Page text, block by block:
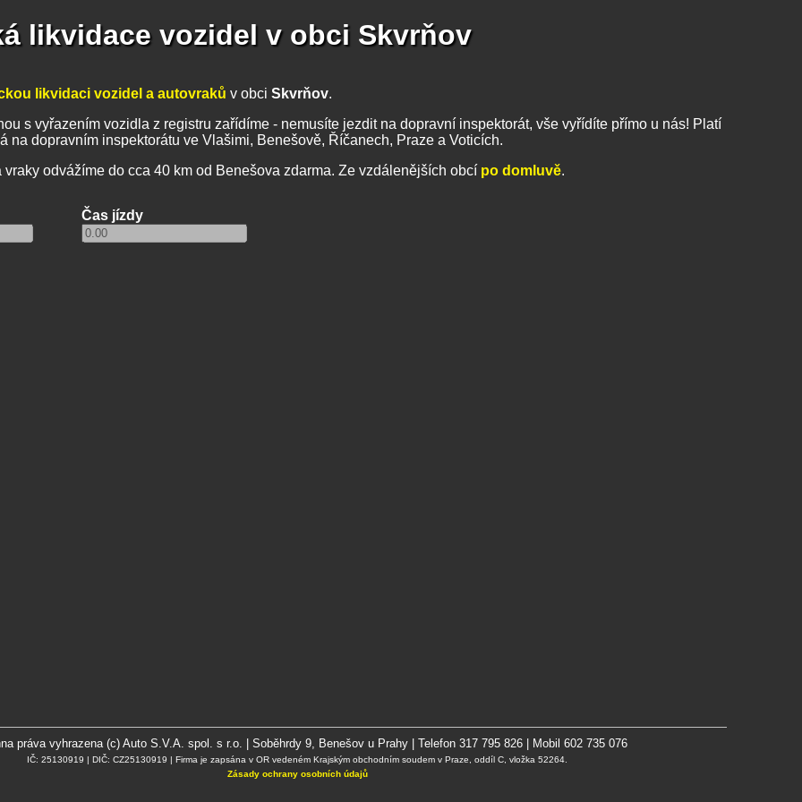
likvidace vozidel v obci Skvrňov
likvidaci vozidel a autovraků v obci Skvrňov.
s vyřazením vozidla z registru zařídíme - nemusíte jezdit na dopravní inspektorát, vše vyřídíte přímo u nás! Platí
na dopravním inspektorátu ve Vlašimi, Benešově, Říčanech, Praze a Voticích.
odvážíme do cca 40 km od Benešova zdarma. Ze vzdálenějších obcí po domluvě.
Čas jízdy
práva vyhrazena (c) Auto S.V.A. spol. s r.o. | Soběhrdy 9, Benešov u Prahy | Telefon 317 795 826 | Mobil 602 735 076
IČ: 25130919 | DIČ: CZ25130919 | Firma je zapsána v OR vedeném Krajským obchodním soudem v Praze, oddíl C, vložka 52264.
Zásady ochrany osobních údajů